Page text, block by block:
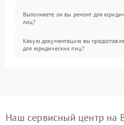
Выполняете ли вы ремонт для
лиц?
Какую документацию вы
для юридических лиц?
Наш сервисный центр на